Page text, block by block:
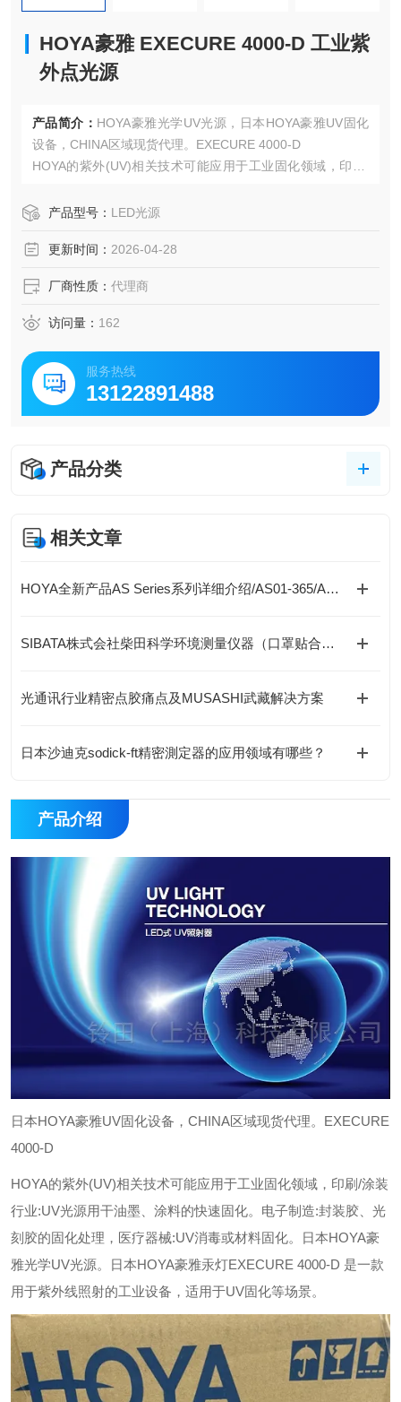
HOYA豪雅 EXECURE 4000-D 工业紫
外点光源
产品简介： HOYA豪雅光学UV光源，日本HOYA豪雅UV固化
设备，CHINA区域现货代理。EXECURE 4000-D
HOYA的紫外(UV)相关技术可能应用于工业固化领域，印刷/
装胶、光刻胶的固化处理，医疗器械:UV消毒或材料固化。H
产品型号： LED光源
更新时间： 2026-04-28
厂商性质： 代理商
访问量： 162
服务热线
13122891488
产品分类
相关文章
HOYA全新产品AS Series系列详细介绍/AS01-365/AS01-385/AS01-405
SIBATA株式会社柴田科学环境测量仪器（口罩贴合测试仪）
光通讯行业精密点胶痛点及MUSASHI武藏解决方案
日本沙迪克sodick-ft精密測定器的应用领域有哪些？
产品介绍
日本HOYA豪雅UV固化设备，CHINA区域现货代理。EXECURE
4000-D
HOYA的紫外(UV)相关技术可能应用于工业固化领域，印刷/涂装
行业:UV光源用干油墨、涂料的快速固化。电子制造:封装胶、光
刻胶的固化处理，医疗器械:UV消毒或材料固化。日本HOYA豪
雅光学UV光源。
日本HOYA豪雅汞灯EXECURE 4000-D 是一款
用于紫外线照射的工业设备，适用于UV固化等场景。